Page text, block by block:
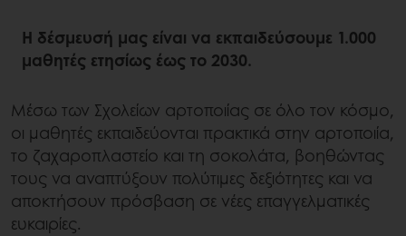
Η δέσμευσή μας είναι να εκπαιδεύσουμε 1.000
μαθητές ετησίως έως το 2030.
Μέσω των Σχολείων αρτοποιίας σε όλο τον κόσμο,
οι μαθητές εκπαιδεύονται πρακτικά στην αρτοποιία,
το ζαχαροπλαστείο και τη σοκολάτα, βοηθώντας
τους να αναπτύξουν πολύτιμες δεξιότητες και να
αποκτήσουν πρόσβαση σε νέες επαγγελματικές
ευκαιρίες.